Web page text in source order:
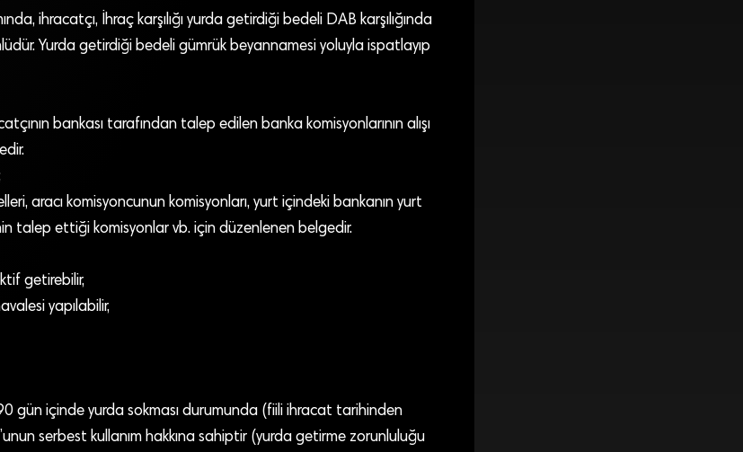
ihracatçı, İhraç karşılığı yurda getirdiği bedeli DAB karşılığında
Yurda getirdiği bedeli gümrük beyannamesi yoluyla ispatlayıp
bankası tarafından talep edilen banka komisyonlarının alışı
aracı komisyoncunun komisyonları, yurt içindeki bankanın yurt
talep ettiği komisyonlar vb. için düzenlenen belgedir.
getirebilir,
yapılabilir,
gün içinde yurda sokması durumunda (fiili ihracat tarihinden
serbest kullanım hakkına sahiptir (yurda getirme zorunluluğu